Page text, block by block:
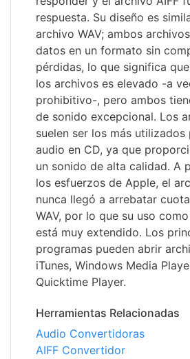
respuesta. Su diseño es
archivo WAV; ambos
datos en un formato sin
pérdidas, lo que significa
los archivos es elevado -a
prohibitivo-, pero ambos
de sonido excepcional. Los
suelen ser los más utilizados
audio en CD, ya que
un sonido de alta calidad. A
los esfuerzos de Apple, el
nunca llegó a arrebatar
WAV, por lo que su uso
está muy extendido. Los
programas pueden abrir
iTunes, Windows Media
Quicktime Player.
Herramientas Relacionadas
Audio Convertidoras
AIFF Convertidor